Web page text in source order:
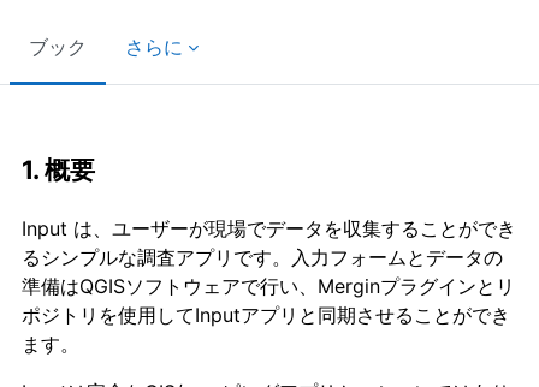
ブック さらに
1. 概要
Input は、ユーザーが現場でデータを収集することができ
るシンプルな調査アプリです。入力フォームとデータの
準備はQGISソフトウェアで行い、Merginプラグインとリ
ポジトリを使用してInputアプリと同期させることができ
ます。